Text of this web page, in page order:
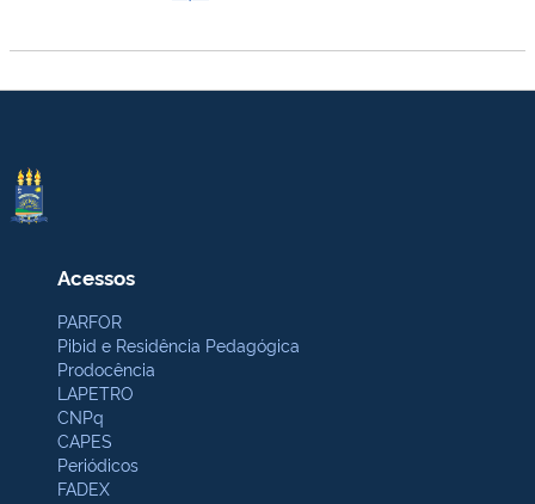
Acessos
PARFOR
Pibid e Residência Pedagógica
Prodocência
LAPETRO
CNPq
CAPES
Periódicos
FADEX